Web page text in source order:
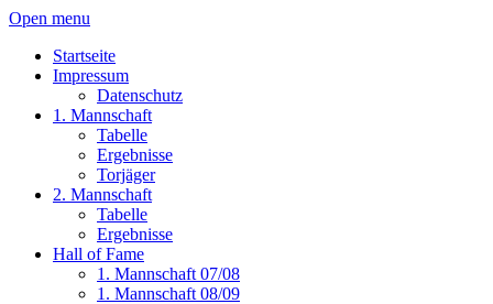
Open menu
Startseite
Impressum
Datenschutz
1. Mannschaft
Tabelle
Ergebnisse
Torjäger
2. Mannschaft
Tabelle
Ergebnisse
Hall of Fame
1. Mannschaft 07/08
1. Mannschaft 08/09